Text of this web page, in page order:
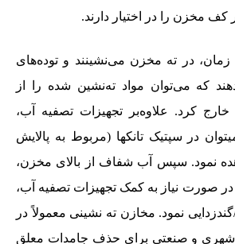
مخزن را در اختیار دارند.
در ته مخزن می‌نشینند و توده‌های
که می‌توان مواد ته‌نشین شده را از
کرد. علاوه‌بر تجهیزات تصفیه آب،
در سپتیک تانکها (مربوط به پالایش
نمود. سپس آب شفاف از بالای مخزن،
صورت نیاز به کمک تجهیزات تصفیه آب،
گندزدایی نمود. مخازن ته نشینی معمولاً در
شهری و صنعتی برای حذف جامدات معلق